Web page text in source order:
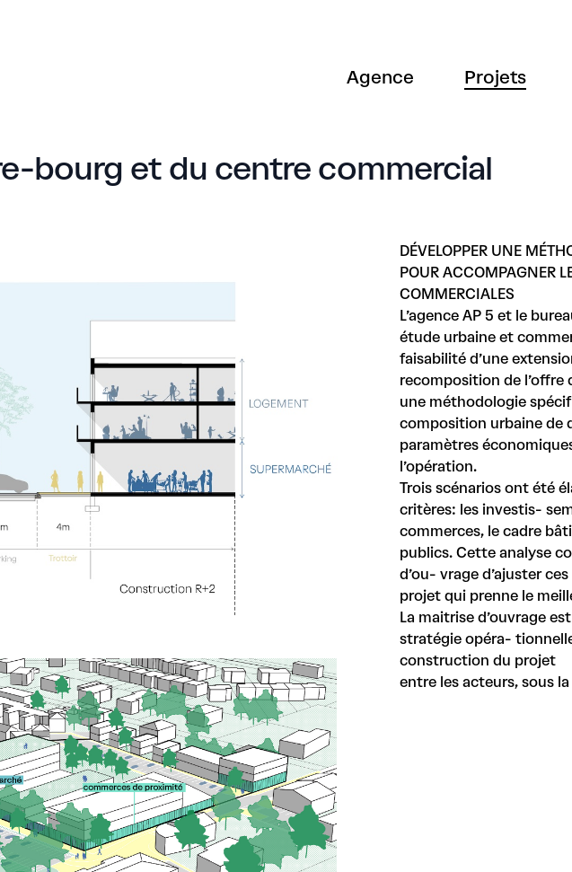
Agence Projets
bourg et du centre commercial
DÉVELOPPER UNE
POUR ACCOMPAGNER
COMMERCIALES
L’agence AP 5 et le
étude urbaine et
faisabilité d’une
recomposition de l’offre
une méthodologie
composition urbaine de
paramètres
l’opération.
Trois scénarios ont été
critères: les investis-
commerces, le cadre
publics. Cette analyse
d’ou- vrage d’ajuster
projet qui prenne le
La maitrise d’ouvrage
stratégie opéra-
construction du projet
entre les acteurs, sous